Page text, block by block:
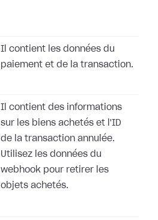
Il contient les données du
paiement et de la transaction.
Il contient des informations
sur les biens achetés et l'ID
de la transaction annulée.
Utilisez les données du
webhook pour retirer les
objets achetés.